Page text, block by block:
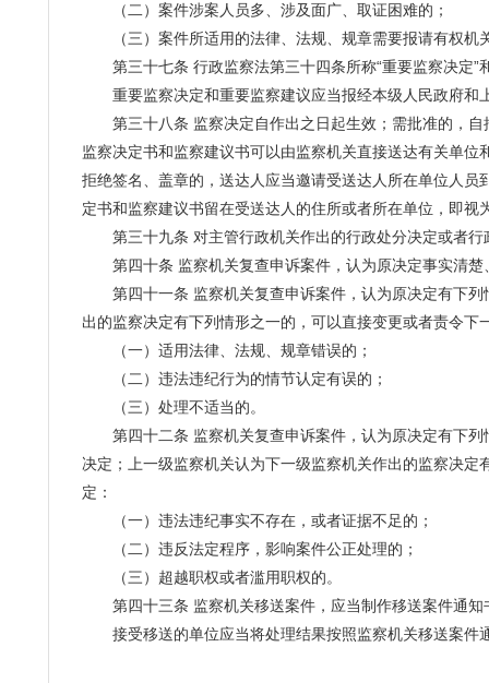
（二）案件涉案人员多、涉及面广、取证困难的；
（三）案件所适用的法律、法规、规章需要报请有权机
第三十七条 行政监察法第三十四条所称“重要监察决定”
重要监察决定和重要监察建议应当报经本级人民政府和
第三十八条 监察决定自作出之日起生效；需批准的，自
监察决定书和监察建议书可以由监察机关直接送达有关单
拒绝签名、盖章的，送达人应当邀请受送达人所在单位人
定书和监察建议书留在受送达人的住所或者所在单位，即视
第三十九条 对主管行政机关作出的行政处分决定或者行
第四十条 监察机关复查申诉案件，认为原决定事实清楚
第四十一条 监察机关复查申诉案件，认为原决定有下列
出的监察决定有下列情形之一的，可以直接变更或者责令下
（一）适用法律、法规、规章错误的；
（二）违法违纪行为的情节认定有误的；
（三）处理不适当的。
第四十二条 监察机关复查申诉案件，认为原决定有下列
决定；上一级监察机关认为下一级监察机关作出的监察决
定：
（一）违法违纪事实不存在，或者证据不足的；
（二）违反法定程序，影响案件公正处理的；
（三）超越职权或者滥用职权的。
第四十三条 监察机关移送案件，应当制作移送案件通知
接受移送的单位应当将处理结果按照监察机关移送案件